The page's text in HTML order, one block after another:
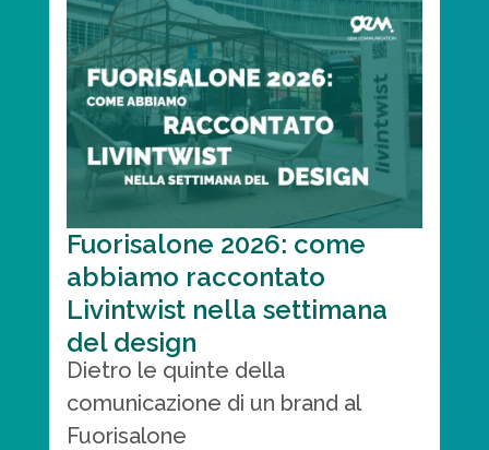
Fuorisalone 2026: come
abbiamo raccontato
Livintwist nella settimana
del design
Dietro le quinte della
comunicazione di un brand al
Fuorisalone